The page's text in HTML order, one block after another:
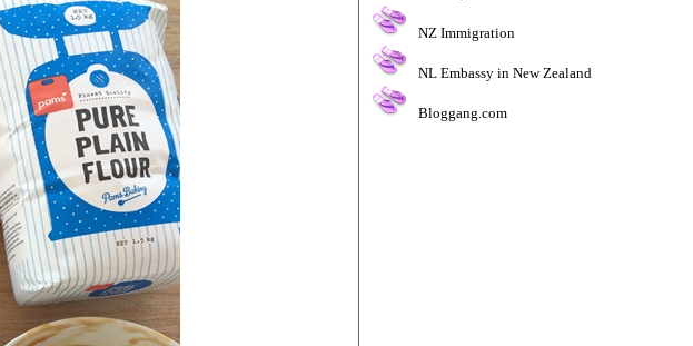
NZ Immigration
NL Embassy in New Zealand
Bloggang.com